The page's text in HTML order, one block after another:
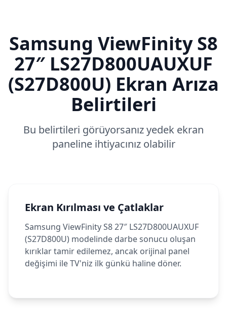
Samsung ViewFinity S8
27″ LS27D800UAUXUF
(S27D800U) Ekran Arıza
Belirtileri
Bu belirtileri görüyorsanız yedek ekran
paneline ihtiyacınız olabilir
Ekran Kırılması ve Çatlaklar
Samsung ViewFinity S8 27″ LS27D800UAUXUF
(S27D800U) modelinde darbe sonucu oluşan
kırıklar tamir edilemez, ancak orijinal panel
değişimi ile TV'niz ilk günkü haline döner.